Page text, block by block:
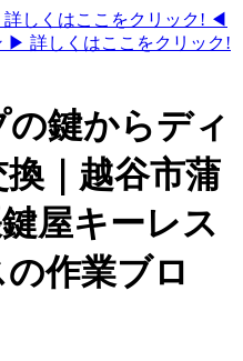
しくはここをクリック! ◀
▶ 詳しくはここをクリック!
鍵からディ
｜越谷市蒲
屋キーレス
作業ブロ